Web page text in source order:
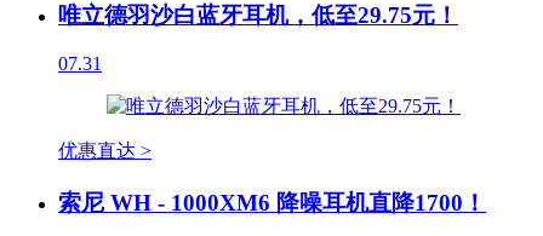
唯立德羽沙白蓝牙耳机，低至29.75元！
07.31
优惠直达 >
索尼 WH - 1000XM6 降噪耳机直降1700！